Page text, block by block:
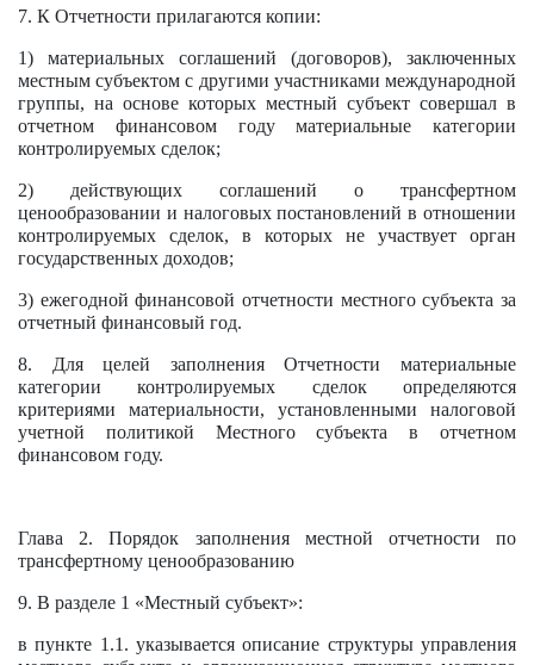
7. К Отчетности прилагаются копии:
1) материальных соглашений (договоров), заключенных
местным субъектом с другими участниками международной
группы, на основе которых местный субъект совершал в
отчетном финансовом году материальные категории
контролируемых сделок;
2) действующих соглашений о трансфертном
ценообразовании и налоговых постановлений в отношении
контролируемых сделок, в которых не участвует орган
государственных доходов;
3) ежегодной финансовой отчетности местного субъекта за
отчетный финансовый год.
8. Для целей заполнения Отчетности материальные
категории контролируемых сделок определяются
критериями материальности, установленными налоговой
учетной политикой Местного субъекта в отчетном
финансовом году.
Глава 2. Порядок заполнения местной отчетности по
трансфертному ценообразованию
9. В разделе 1 «Местный субъект»:
в пункте 1.1. указывается описание структуры управления